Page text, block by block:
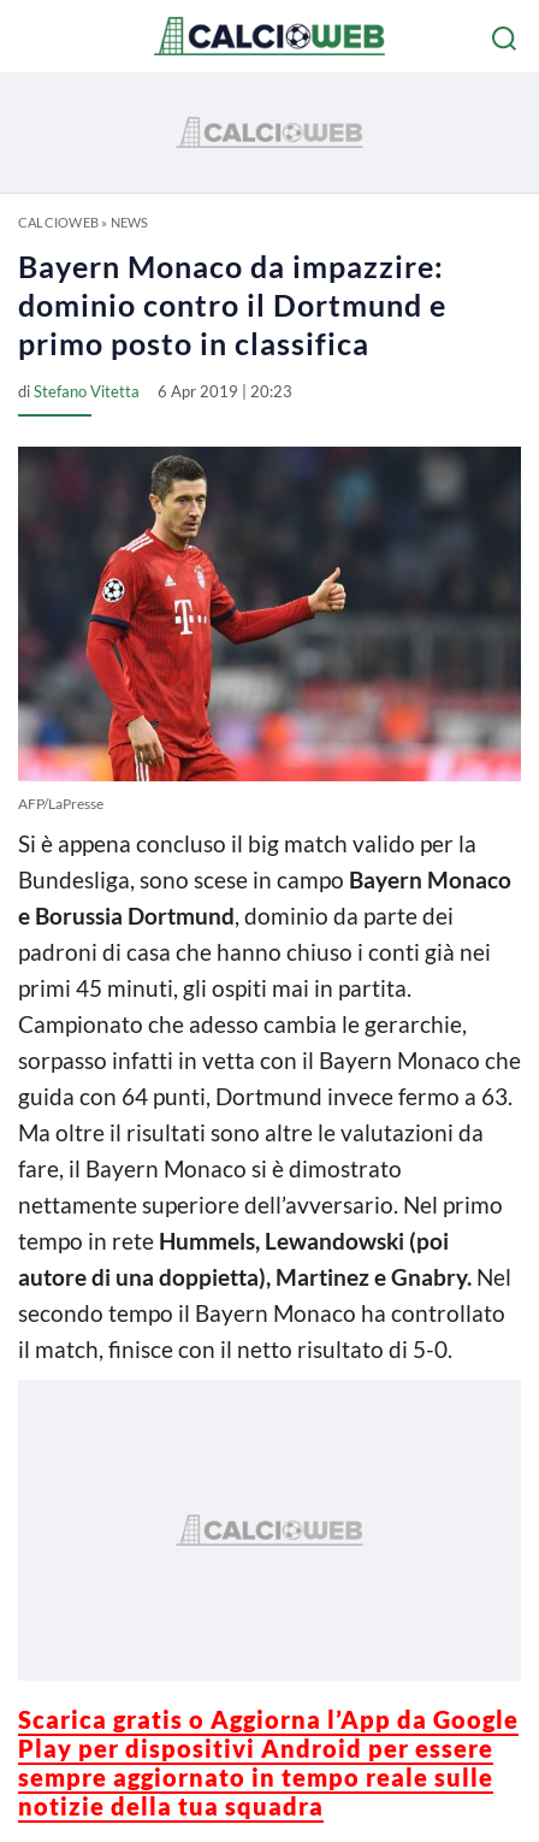
CALCIOWEB» NEWS
Bayern Monaco da impazzire:
dominio contro il Dortmund e
primo posto in classifica
diStefano Vitetta 6 Apr 2019 | 20:23
AFP/LaPresse
Si è appena concluso il big match valido per la
Bundesliga, sono scese in campo Bayern Monaco
e Borussia Dortmund, dominio da parte dei
padroni di casa che hanno chiuso i conti già nei
primi 45 minuti, gli ospiti mai in partita.
Campionato che adesso cambia le gerarchie,
sorpasso infatti in vetta con il Bayern Monaco che
guida con 64 punti, Dortmund invece fermo a 63.
Ma oltre il risultati sono altre le valutazioni da
fare, il Bayern Monaco si è dimostrato
nettamente superiore dell’avversario. Nel primo
tempo in rete Hummels, Lewandowski (poi
autore di una doppietta), Martinez e Gnabry. Nel
secondo tempo il Bayern Monaco ha controllato
il match, finisce con il netto risultato di 5-0.
Scarica gratis o Aggiorna l’App da Google
Play per dispositivi Android per essere
sempre aggiornato in tempo reale sulle
notizie della tua squadra